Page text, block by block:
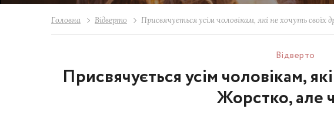
Головна Відвертo Присвячується усім чоловікам, які не хочуть
Відвертo
Присвячується усім чоловікам,
Жорстко, але